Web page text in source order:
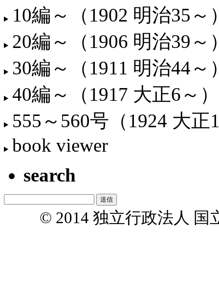
10編～（1902 明治35～
20編～（1906 明治39～
30編～（1911 明治44～
40編～（1917 大正6～）
555～560号（1924 大正
book viewer
search
© 2014 独立行政法人 国